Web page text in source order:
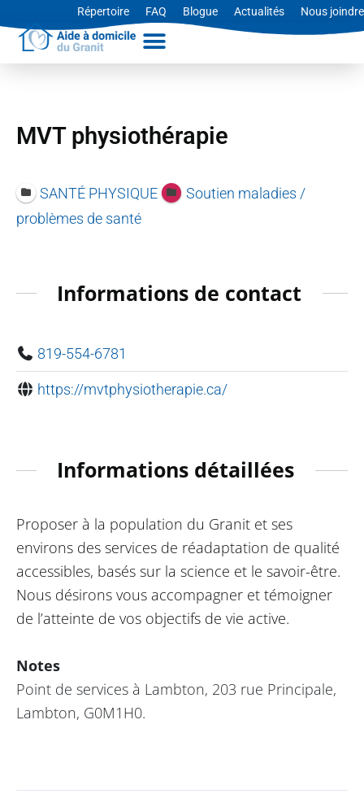
Répertoire FAQ Blogue Actualités Nous joindre
MVT physiothérapie
SANTÉ PHYSIQUE
Soutien maladies /
problèmes de santé
Informations de contact
819-554-6781
https://mvtphysiotherapie.ca/
Informations détaillées
Proposer à la population du Granit et ses
environs des services de réadaptation de qualité
accessibles, basés sur la science et le savoir-être.
Nous désirons vous accompagner et témoigner
de l’atteinte de vos objectifs de vie active.
Notes
Point de services à Lambton, 203 rue Principale,
Lambton, G0M1H0.